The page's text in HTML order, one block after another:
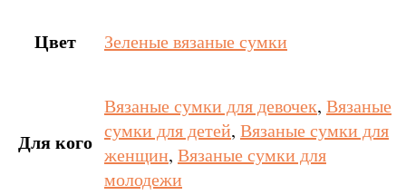
Цвет Зеленые вязаные сумки
Для кого
Вязаные сумки для девочек, Вязаные
сумки для детей, Вязаные сумки для
женщин, Вязаные сумки для
молодежи